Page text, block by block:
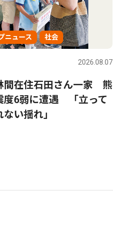
ニュース 社会
2026.08.07
間在住石田さん一家 熊
度6弱に遭遇 「立って
い揺れ」